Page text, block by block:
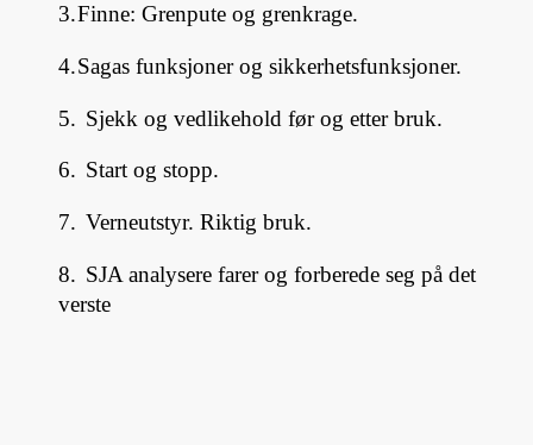
3.Finne: Grenpute og grenkrage.
4.Sagas funksjoner og sikkerhetsfunksjoner.
5. Sjekk og vedlikehold før og etter bruk.
6. Start og stopp.
7. Verneutstyr. Riktig bruk.
8. SJA analysere farer og forberede seg på det
verste